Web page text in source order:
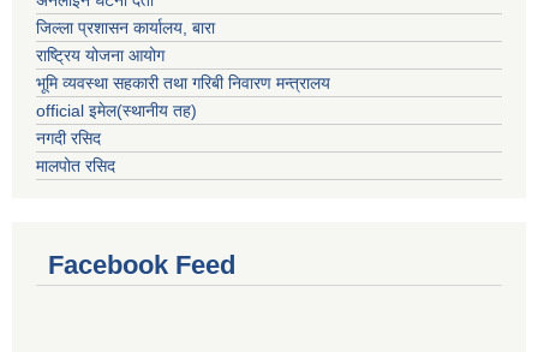
जिल्ला प्रशासन कार्यालय, बारा
राष्ट्रिय योजना आयोग
भूमि व्यवस्था सहकारी तथा गरिबी निवारण मन्त्रालय
official इमेल(स्थानीय तह)
नगदी रसिद
मालपोत रसिद
Facebook Feed